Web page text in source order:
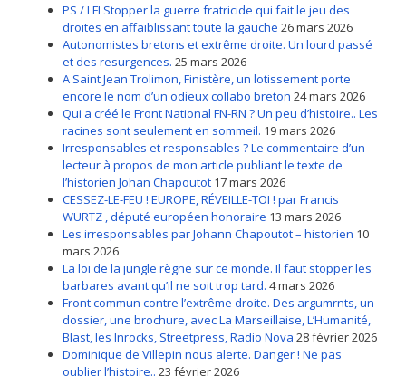
PS / LFI Stopper la guerre fratricide qui fait le jeu des
droites en affaiblissant toute la gauche 26 mars 2026
Autonomistes bretons et extrême droite. Un lourd passé
et des resurgences. 25 mars 2026
A Saint Jean Trolimon, Finistère, un lotissement porte
encore le nom d’un odieux collabo breton 24 mars 2026
Qui a créé le Front National FN-RN ? Un peu d’histoire.. Les
racines sont seulement en sommeil. 19 mars 2026
Irresponsables et responsables ? Le commentaire d’un
lecteur à propos de mon article publiant le texte de
l’historien Johan Chapoutot 17 mars 2026
CESSEZ-LE-FEU ! EUROPE, RÉVEILLE-TOI ! par Francis
WURTZ , député européen honoraire 13 mars 2026
Les irresponsables par Johann Chapoutot – historien 10
mars 2026
La loi de la jungle règne sur ce monde. Il faut stopper les
barbares avant qu’il ne soit trop tard. 4 mars 2026
Front commun contre l’extrême droite. Des argumrnts, un
dossier, une brochure, avec La Marseillaise, L’Humanité,
Blast, les Inrocks, Streetpress, Radio Nova 28 février 2026
Dominique de Villepin nous alerte. Danger ! Ne pas
oublier l’histoire.. 23 février 2026